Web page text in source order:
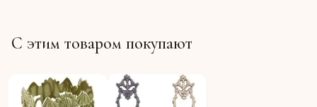
С этим товаром покупают